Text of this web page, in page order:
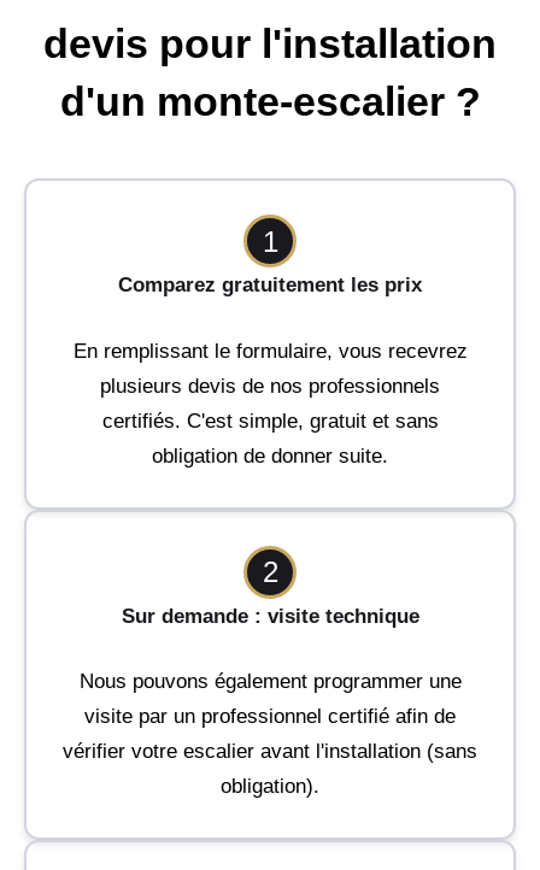
devis pour l'installation
d'un monte-escalier ?
1
Comparez gratuitement les prix
En remplissant le formulaire, vous recevrez
plusieurs devis de nos professionnels
certifiés. C'est simple, gratuit et sans
obligation de donner suite.
2
Sur demande : visite technique
Nous pouvons également programmer une
visite par un professionnel certifié afin de
vérifier votre escalier avant l'installation (sans
obligation).